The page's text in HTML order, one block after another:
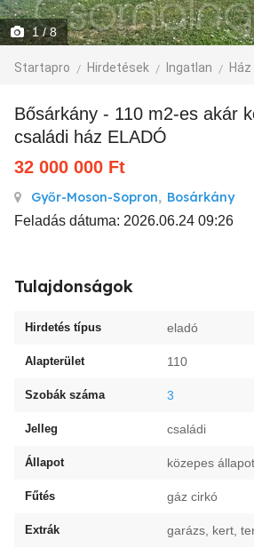
1/ 8
Startapro Hirdetések Ingatlan Ház
Bősárkány - 110 m2-es akár két lakrészes
családi ház ELADÓ
32 000 000 Ft
Győr-Moson-Sopron, Bosárkány
Feladás dátuma: 2026.06.24 09:26
Tulajdonságok
Hirdetés típus eladó
Alapterület 110
Szobák száma 3
Jelleg családi
Állapot közepes
Fűtés gáz cirkó
Extrák garázs, kert,